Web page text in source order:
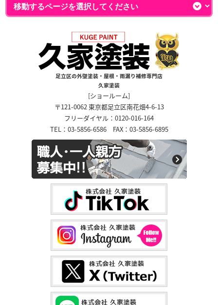
足立区の外壁塗装・屋根・雨漏り補修専門店
久家塗装
[ショールーム]
〒121-0062 東京都足立区南花畑4-6-13
フリーダイヤル：0120-016-164
TEL：03-5856-6586 FAX：03-5856-6895